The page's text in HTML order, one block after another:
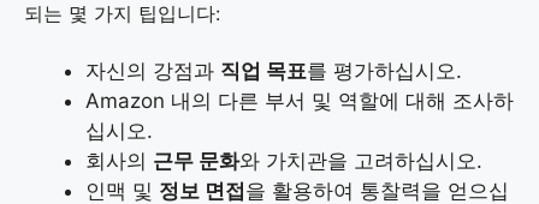
되는 몇 가지 팁입니다:
자신의 강점과 직업 목표를 평가하십시오.
Amazon 내의 다른 부서 및 역할에 대해 조사하
십시오.
회사의 근무 문화와 가치관을 고려하십시오.
인맥 및 정보 면접 을 활용하여 통찰력을 얻으십